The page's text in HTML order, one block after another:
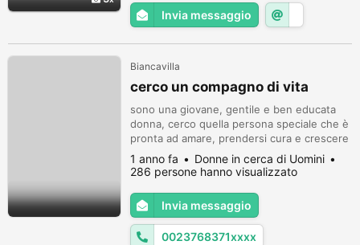
compassionevole, molto romantica e
sensuale, accomodante, gentile,
Invia messaggio
Biancavilla
cerco un compagno di vita
sono una giovane, gentile e ben educata
donna, cerco quella persona speciale che è
pronta ad amare, prendersi cura e crescere
insieme come una cosa sola in amore e
armonia
1 anno fa
Donne in cerca di Uomini
286 persone hanno visualizzato
Invia messaggio
0023768371xxxx